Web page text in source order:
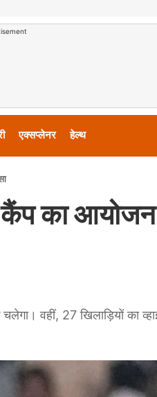
एक्सप्लेनर हेल्थ
कैंप का
वहीं, 27 खिलाड़ियों का